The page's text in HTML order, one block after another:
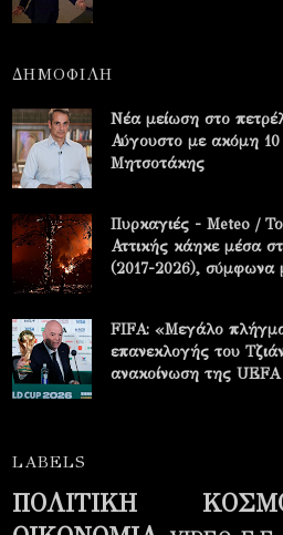
ΔΗΜΟΦΙΛΗ
Νέα μείωση στο
Αύγουστο με ακόμη
Μητσοτάκης
Πυρκαγιές - Meteo /
Αττικής κάηκε μέσα
(2017-2026), σύμφωνα
FIFA: «Μεγάλο πλήγμα
επανεκλογής του
ανακοίνωση της UEFA
LABELS
ΠΟΛΙΤΙΚΗ